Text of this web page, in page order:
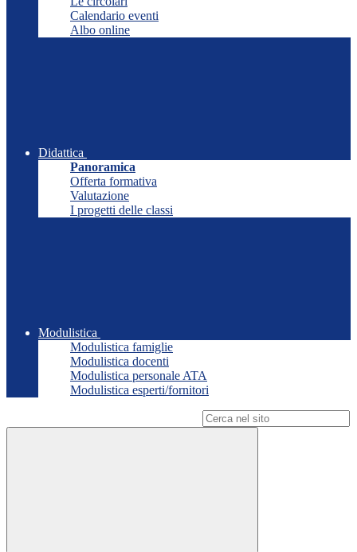
Calendario eventi
Albo online
Didattica
Panoramica
Offerta formativa
Valutazione
I progetti delle classi
Modulistica
Modulistica famiglie
Modulistica docenti
Modulistica personale ATA
Modulistica esperti/fornitori